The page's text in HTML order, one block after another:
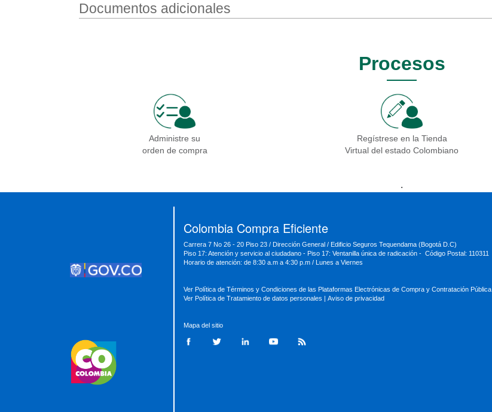
Documentos adicionales
Procesos
Administre su
orden de compra
Regístrese en la Tienda
Virtual del estado Colombiano
MinCultura
MinAgricultura
MinAmbiente
.
Colombia Compra Eficiente
Carrera 7 No 26 - 20 Piso 23 / Dirección General / Edificio Seguros Tequendama (Bogotá D.C)
Piso 17: Atención y servicio al ciudadano - Piso 17: Ventanilla única de radicación - Código Postal: 110311
Horario de atención: de 8:30 a.m a 4:30 p.m / Lunes a Viernes
Ver Política de Términos y Condiciones de las Plataformas Electrónicas de Compra y Contratación Pública
Ver Política de Tratamiento de datos personales | Aviso de privacidad
Mapa del sitio